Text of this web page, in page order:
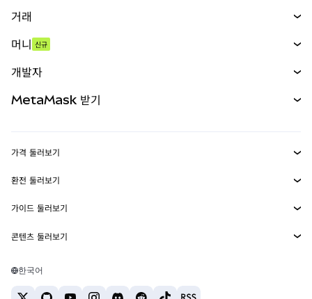
거래
무기한 선물
실물자산
머니 신규
개발자
MetaMask Connect
Snaps
웹3 서비스
MetaMask 받기
보안
고객 지원
채용
가격 둘러보기
이더리움 가격
솔라나 가격
테더 가격
환전 둘러보기
ETH를 USD로 환전
USDT를 INR로 환전
BTC를 INR로 환전
ETH를 USDT로 환전
가이드 둘러보기
ETH 매수
콘텐츠 둘러보기
솔라나 지갑
한국어